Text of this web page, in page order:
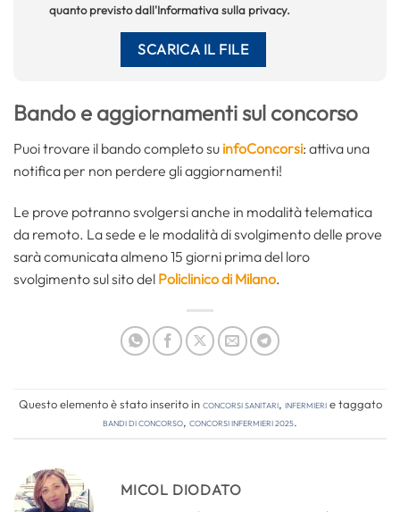
quanto previsto dall'Informativa sulla privacy.
Bando e aggiornamenti sul concorso
Puoi trovare il bando completo su infoConcorsi: attiva una
notifica per non perdere gli aggiornamenti!
Le prove potranno svolgersi anche in modalità telematica
da remoto. La sede e le modalità di svolgimento delle prove
sarà comunicata almeno 15 giorni prima del loro
svolgimento sul sito del Policlinico di Milano.
Questo elemento è stato inserito inConcorsi Sanitari, Infermierie taggato
bandi di concorso, concorsi infermieri 2025.
MICOL DIODATO